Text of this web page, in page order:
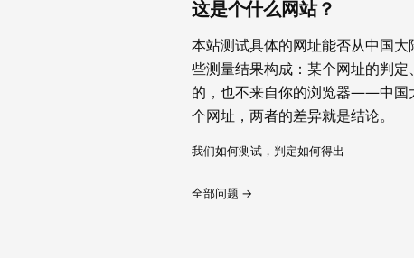
这是个什么网站？
本站测试具体的网址能否从中国
些测量结果构成：某个网址的判
的，也不来自你的浏览器——中国
个网址，两者的差异就是结论。
我们如何测试，判定如何得出
全部问题 →